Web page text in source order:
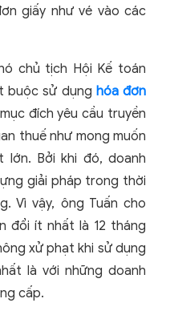
giấy như vé vào các
chủ tịch Hội Kế toán
buộc sử dụng hóa đơn
đích yêu cầu truyền
thuế như mong muốn
Bởi khi đó, doanh
giải pháp trong thời
Vì vậy, ông Tuấn cho
đổi ít nhất là 12 tháng
xử phạt khi sử dụng
là với những doanh
cấp.